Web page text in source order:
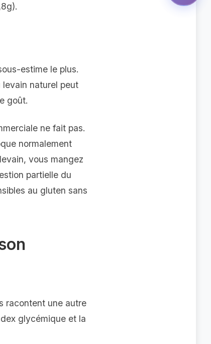
estime le plus.
naturel peut
goût.
ne fait pas.
normalement
vous mangez
partielle du
au gluten sans
racontent une autre
glycémique et la